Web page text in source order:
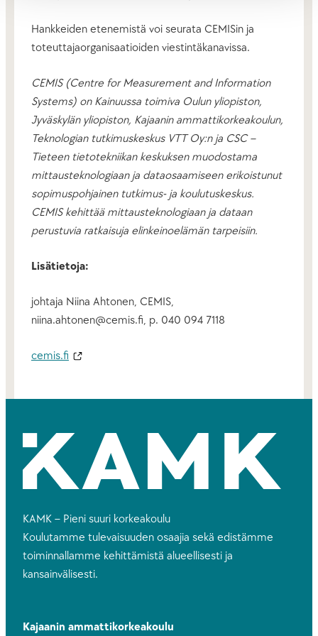
Hankkeiden etenemistä voi seurata CEMISin ja
toteuttajaorganisaatioiden viestintäkanavissa.
CEMIS (Centre for Measurement and Information
Systems) on Kainuussa toimiva Oulun yliopiston,
Jyväskylän yliopiston, Kajaanin ammattikorkeakoulun,
Teknologian tutkimuskeskus VTT Oy:n ja CSC –
Tieteen tietotekniikan keskuksen muodostama
mittausteknologiaan ja dataosaamiseen erikoistunut
sopimuspohjainen tutkimus- ja koulutuskeskus.
CEMIS kehittää mittausteknologiaan ja dataan
perustuvia ratkaisuja elinkeinoelämän tarpeisiin.
Lisätietoja:
johtaja Niina Ahtonen, CEMIS,
niina.ahtonen@cemis.fi, p. 040 094 7118
cemis.fi
KAMK – Pieni suuri korkeakoulu
Koulutamme tulevaisuuden osaajia sekä edistämme
toiminnallamme kehittämistä alueellisesti ja
kansainvälisesti.
Kajaanin ammattikorkeakoulu